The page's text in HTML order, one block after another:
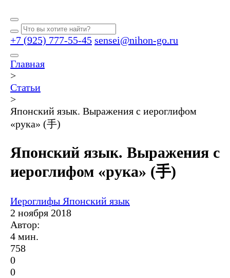
+7 (925) 777-55-45 sensei@nihon-go.ru
Главная
>
Статьи
>
Японский язык. Выражения с иероглифом
«рука» (手)
Японский язык. Выражения с
иероглифом «рука» (手)
Иероглифы Японский язык
2 ноября 2018
Автор:
4 мин.
758
0
0